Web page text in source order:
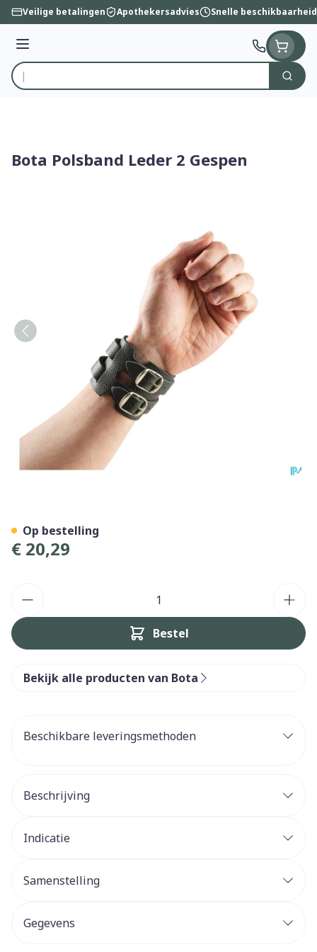
Ga naar de inhoud
Veilige betalingen Apothekersadvies Snelle beschikbaarheid
Menu
Product, merk, categorie...
Zoek
Bota Polsband Leder 2 Gespen
€ 20,29
Bestel
Op bestelling
Bekijk alle producten van Bota
Beschikbare leveringsmethoden
Beschrijving
Indicatie
Samenstelling
Gegevens